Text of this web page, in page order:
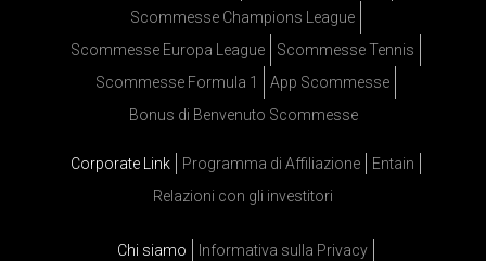
Scommesse Champions League
Scommesse Europa League
Scommesse Tennis
Scommesse Formula 1
App Scommesse
Bonus di Benvenuto Scommesse
Corporate Link Programma di Affiliazione
Entain
Relazioni con gli investitori
Chi siamo
Informativa sulla Privacy